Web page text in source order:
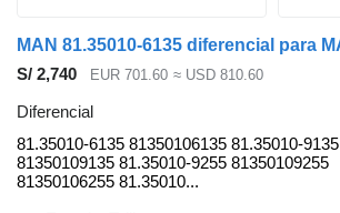
S/ 2,740 EUR 701.60 ≈ USD 810.60
Diferencial
81.35010-6135 81350106135 81.35010-9135
81350109135 81.35010-9255 81350109255
81350106255 81.35010...